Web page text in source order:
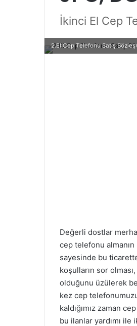
İkinci El Cep
2.El Cep Telefonu Satış
Değerli dostlar
cep telefonu
sayesinde bu
koşulların sor
olduğunu üzülerek
kez cep
kaldığımız zaman
bu ilanlar yardımı